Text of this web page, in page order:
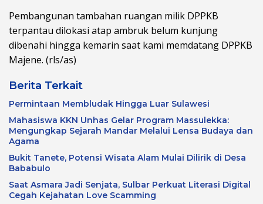
Pembangunan tambahan ruangan milik DPPKB
terpantau dilokasi atap ambruk belum kunjung
dibenahi hingga kemarin saat kami memdatang DPPKB
Majene. (rls/as)
Berita Terkait
Permintaan Membludak Hingga Luar Sulawesi
Mahasiswa KKN Unhas Gelar Program Massulekka:
Mengungkap Sejarah Mandar Melalui Lensa Budaya dan
Agama
Bukit Tanete, Potensi Wisata Alam Mulai Dilirik di Desa
Bababulo
Saat Asmara Jadi Senjata, Sulbar Perkuat Literasi Digital
Cegah Kejahatan Love Scamming